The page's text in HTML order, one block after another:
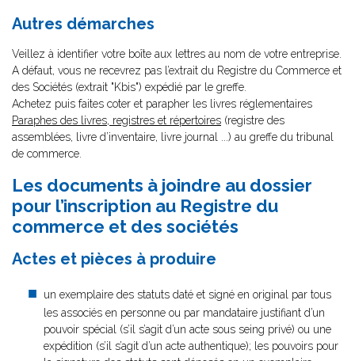
Autres démarches
Veillez à identifier votre boîte aux lettres au nom de votre entreprise.
A défaut, vous ne recevrez pas l’extrait du Registre du Commerce et
des Sociétés (extrait "Kbis") expédié par le greffe.
Achetez puis faites coter et parapher les livres réglementaires
Paraphes des livres, registres et répertoires (registre des
assemblées, livre d’inventaire, livre journal ...) au greffe du tribunal
de commerce.
Les documents à joindre au dossier
pour l’inscription au Registre du
commerce et des sociétés
Actes et pièces à produire
un exemplaire des statuts daté et signé en original par tous
les associés en personne ou par mandataire justifiant d’un
pouvoir spécial (s’il s’agit d’un acte sous seing privé) ou une
expédition (s’il s’agit d’un acte authentique); les pouvoirs pour